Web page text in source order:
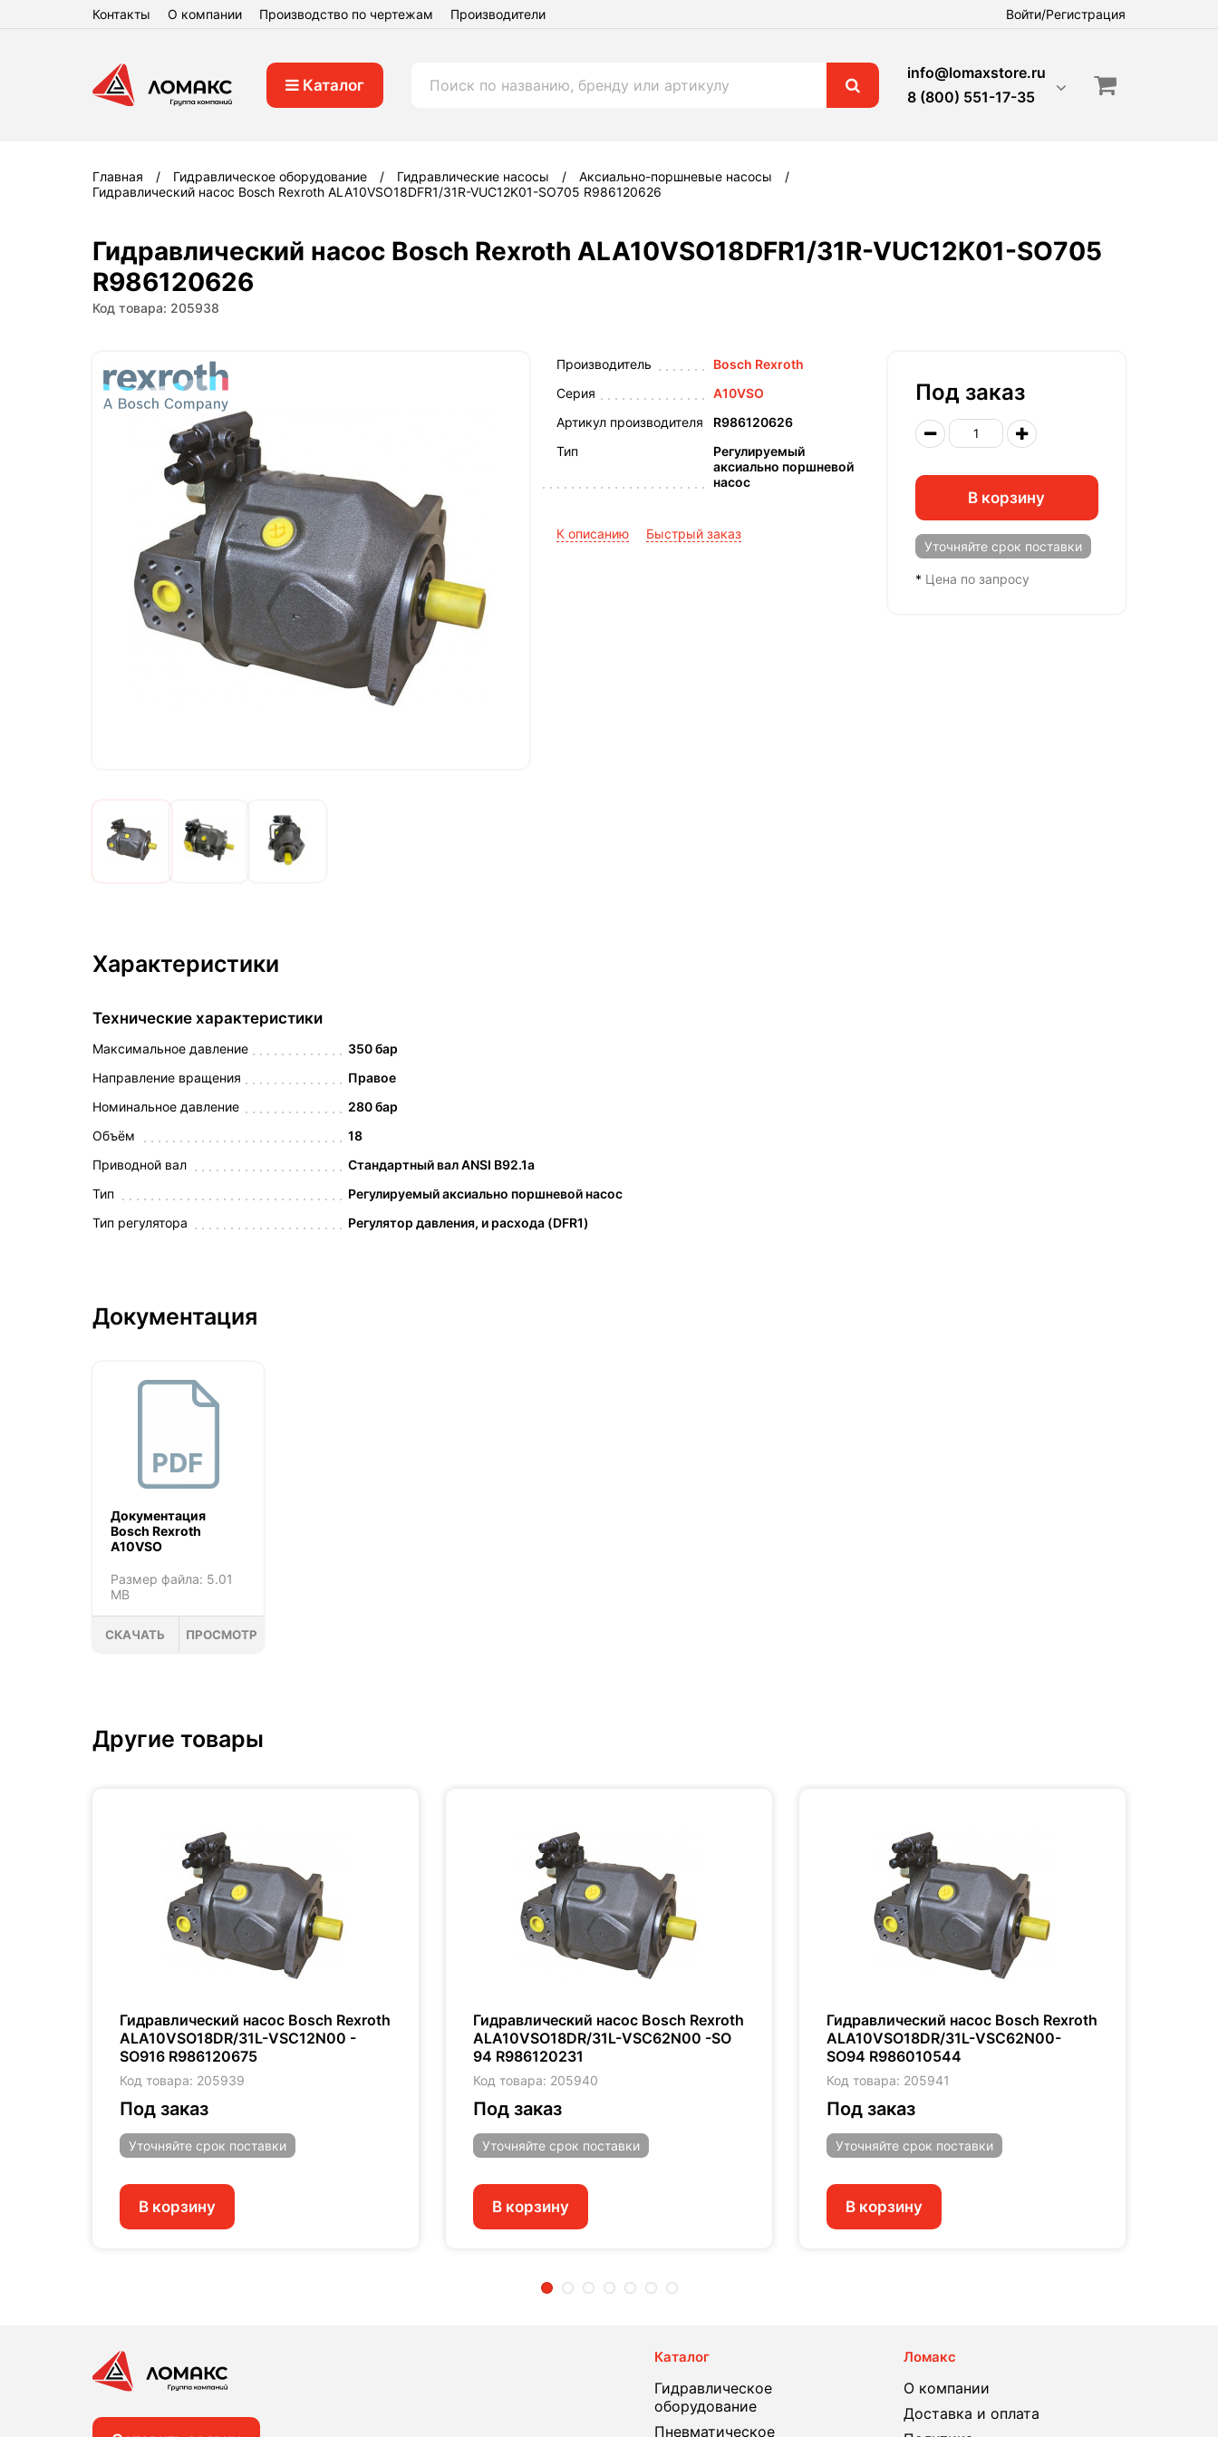
Контакты О компании Производство по чертежам Производители Войти/Регистрация
Каталог
info@lomaxstore.ru
8 (800) 551-17-35
Главная Гидравлическое оборудование Гидравлические насосы
Аксиально-поршневые насосы
Гидравлический насос Bosch Rexroth ALA10VSO18DFR1/31R-VUC12K01-SO705 R986120626
Гидравлический насос Bosch Rexroth ALA10VSO18DFR1/31R-VUC12K01-SO705
R986120626
Код товара: 205938
Производитель
Bosch Rexroth
Серия
A10VSO
Артикул производителя
R986120626
Тип
Регулируемый
аксиально поршневой
насос
К описанию Быстрый заказ
Характеристики
Технические характеристики
Максимальное давление
350 бар
Направление вращения
Правое
Номинальное давление
280 бар
Объём
18
Приводной вал
Стандартный вал ANSI B92.1a
Тип
Регулируемый аксиально поршневой насос
Тип регулятора
Регулятор давления, и расхода (DFR1)
Документация
Документация
Bosch Rexroth
A10VSO
Размер файла: 5.01
MB
СКАЧАТЬ ПРОСМОТР
Под заказ
В корзину
Уточняйте срок поставки
* Цена по запросу
Другие товары
Гидравлический насос Bosch Rexroth
ALA10VSO18DR/31L-VSC12N00 -
SO916 R986120675
Код товара: 205939
Под заказ
Уточняйте срок поставки
В корзину
Гидравлический насос Bosch Rexroth
ALA10VSO18DR/31L-VSC62N00 -SO
94 R986120231
Код товара: 205940
Под заказ
Уточняйте срок поставки
В корзину
Гидравлический насос Bosch Rexroth
ALA10VSO18DR/31L-VSC62N00-
SO94 R986010544
Код товара: 205941
Под заказ
Уточняйте срок поставки
В корзину
Каталог
Гидравлическое
оборудование
Пневматическое
Ломакс
О компании
Доставка и оплата